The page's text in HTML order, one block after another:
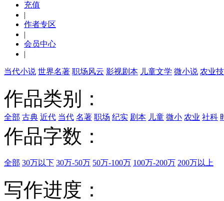
充值
|
作者专区
|
会员中心
|
当代小说 世界名著 职场风云 影视剧本 儿童文学 微小说 农业
作品类别：
全部 古典 近代 当代 名著 职场 纪实 剧本 儿童 微小 农业 社科
作品字数：
全部 30万以下 30万-50万 50万-100万 100万-200万 200万以上
写作进度：